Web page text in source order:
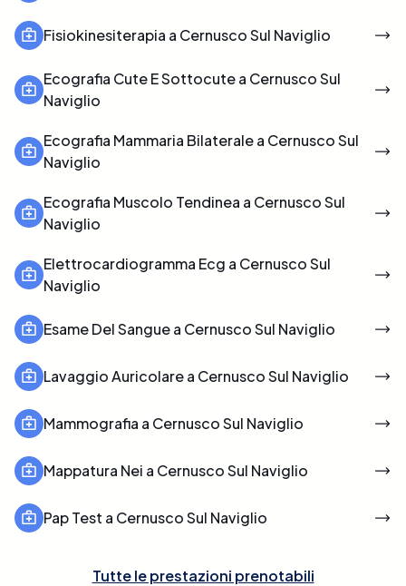
Fisiokinesiterapia a Cernusco Sul Naviglio
Ecografia Cute E Sottocute a Cernusco Sul
Naviglio
Ecografia Mammaria Bilaterale a Cernusco Sul
Naviglio
Ecografia Muscolo Tendinea a Cernusco Sul
Naviglio
Elettrocardiogramma Ecg a Cernusco Sul
Naviglio
Esame Del Sangue a Cernusco Sul Naviglio
Lavaggio Auricolare a Cernusco Sul Naviglio
Mammografia a Cernusco Sul Naviglio
Mappatura Nei a Cernusco Sul Naviglio
Pap Test a Cernusco Sul Naviglio
Tutte le prestazioni prenotabili